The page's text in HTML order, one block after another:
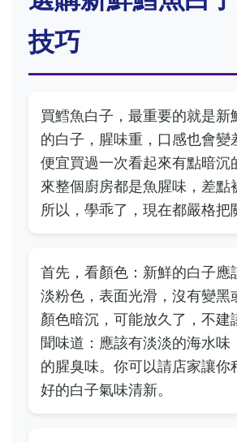
技巧
買鱈魚白子，最重要的就是新
的白子，腥味重，口感也會變
便宜買過一次看起來有點暗沉
來整個廚房都是魚腥味，差點
所以，學乖了，現在都嚴格把
首先，看顏色：新鮮的白子應
淡粉色，表面光滑，沒有變黑
顏色暗沉，可能放久了，不建
聞味道：應該有淡淡的海水味
的腥臭味。你可以請店家讓你
好的白子氣味清新。